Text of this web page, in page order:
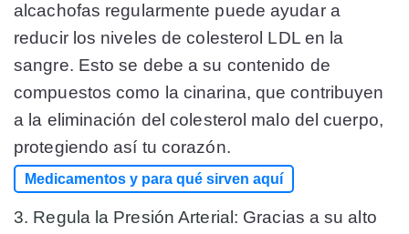
alcachofas regularmente puede ayudar a
reducir los niveles de colesterol LDL en la
sangre. Esto se debe a su contenido de
compuestos como la cinarina, que contribuyen
a la eliminación del colesterol malo del cuerpo,
protegiendo así tu corazón.
Medicamentos y para qué sirven aquí
3. Regula la Presión Arterial: Gracias a su alto